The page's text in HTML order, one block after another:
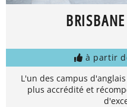
à partir
L'un des campus
plus accrédité et